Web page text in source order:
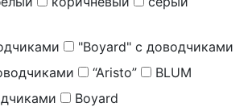
"Boyard" с доводчиками
“Aristo”
BLUM
Boyard